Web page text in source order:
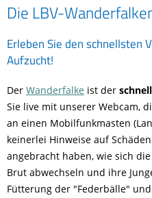
Die LBV-
Erleben Sie den schnellsten
Aufzucht!
Der Wanderfalke ist der
Sie live mit unserer Webcam,
an einen Mobilfunkmasten
keinerlei Hinweise auf
angebracht haben, wie sich
Brut abwechseln und ihre
Fütterung der "Federbälle"